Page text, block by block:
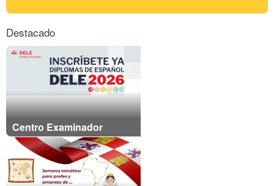
Destacado
Centro Examinador